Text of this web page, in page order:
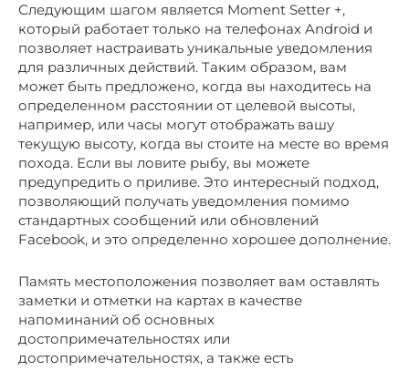
Следующим шагом является Moment Setter +,
который работает только на телефонах Android и
позволяет настраивать уникальные уведомления
для различных действий. Таким образом, вам
может быть предложено, когда вы находитесь на
определенном расстоянии от целевой высоты,
например, или часы могут отображать вашу
текущую высоту, когда вы стоите на месте во время
похода. Если вы ловите рыбу, вы можете
предупредить о приливе. Это интересный подход,
позволяющий получать уведомления помимо
стандартных сообщений или обновлений
Facebook, и это определенно хорошее дополнение.
Память местоположения позволяет вам оставлять
заметки и отметки на картах в качестве
напоминаний об основных
достопримечательностях или
достопримечательностях, а также есть